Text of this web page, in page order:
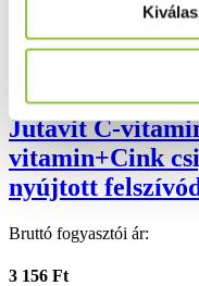
Jutavit C-
vitamin+Cink
nyújtott
Bruttó fogyasztói ár:
3 156 Ft